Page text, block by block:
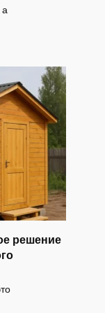
решение